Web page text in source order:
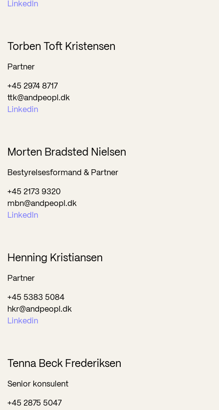
LinkedIn
Torben Toft Kristensen
Partner
+45 2974 8717
ttk@andpeopl.dk
Linkedin
Morten Bradsted Nielsen
Bestyrelsesformand & Partner
+45 2173 9320
mbn@andpeopl.dk
LinkedIn
Henning Kristiansen
Partner
+45 5383 5084
hkr@andpeopl.dk
Linkedin
Tenna Beck Frederiksen
Senior konsulent
+45 2875 5047